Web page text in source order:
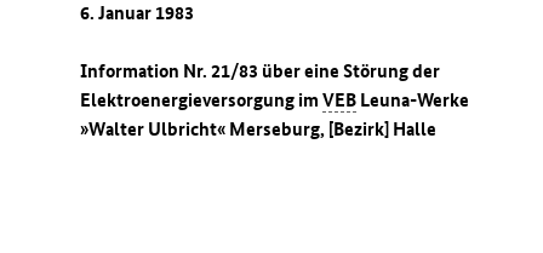
6. Januar 1983
Information Nr. 21/83 über eine Störung der
Elektroenergieversorgung imVEB Leuna-Werke
»Walter Ulbricht« Merseburg, [Bezirk] Halle